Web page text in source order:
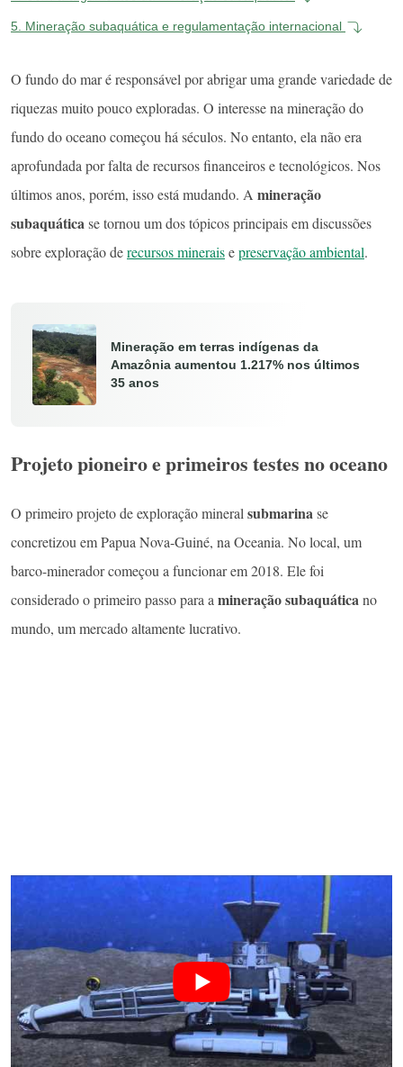
5. Mineração subaquática e regulamentação internacional
O fundo do mar é responsável por abrigar uma grande variedade de
riquezas muito pouco exploradas. O interesse na mineração do
fundo do oceano começou há séculos. No entanto, ela não era
aprofundada por falta de recursos financeiros e tecnológicos. Nos
últimos anos, porém, isso está mudando. A mineração
subaquáticase tornou um dos tópicos principais em discussões
sobre exploração derecursos mineraisepreservação ambiental.
Mineração em terras indígenas da
Amazônia aumentou 1.217% nos últimos
35 anos
Projeto pioneiro e primeiros testes no oceano
O primeiro projeto de exploração mineral submarinase
concretizou em Papua Nova-Guiné, na Oceania. No local, um
barco-minerador começou a funcionar em 2018. Ele foi
considerado o primeiro passo para a mineração subaquáticano
mundo, um mercado altamente lucrativo.